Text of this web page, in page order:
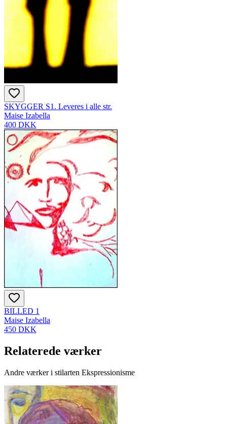
SKYGGER S1. Leveres i alle str.
Maise Izabella
400 DKK
BILLED 1
Maise Izabella
450 DKK
Relaterede værker
Andre værker i stilarten Ekspressionisme